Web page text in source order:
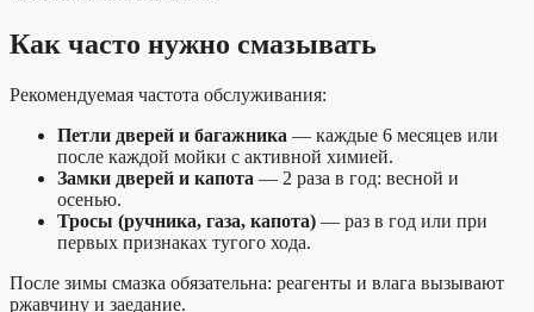
Как часто нужно смазывать
Рекомендуемая частота обслуживания:
Петли дверей и багажника — каждые 6 месяцев или
после каждой мойки с активной химией.
Замки дверей и капота — 2 раза в год: весной и
осенью.
Тросы (ручника, газа, капота) — раз в год или при
первых признаках тугого хода.
После зимы смазка обязательна: реагенты и влага вызывают
ржавчину и заедание.